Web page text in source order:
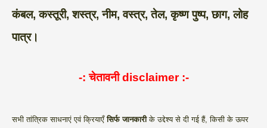
कंबल, कस्तूरी, शस्त्र, नीम, वस्त्र, तेल, कृष्ण पुष्प, छाग, लोह
पात्र।
-: चेतावनीdisclaimer :-
सभी तांत्रिक साधनाएं एवं क्रियाएँसिर्फ जानकारीके उद्देश्य से दी गई हैं, किसी के ऊपर